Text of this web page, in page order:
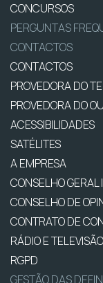
CONCURSOS
PERGUNTAS
CONTACTOS
CONTACTOS
PROVEDORA DO
PROVEDORA DO
ACESSIBILIDADES
SATÉLITES
A EMPRESA
CONSELHO
CONSELHO DE
CONTRATO DE
RÁDIO E TELEVISÃO
RGPD
GESTÃO DAS